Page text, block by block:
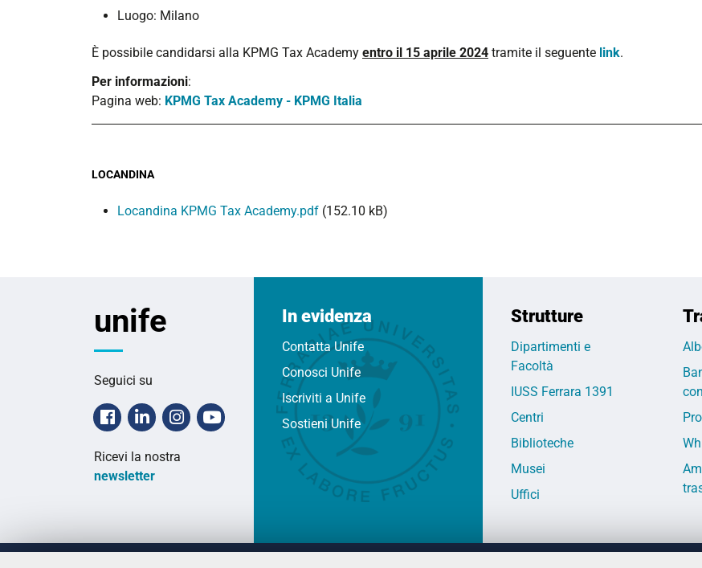
Luogo: Milano
È possibile candidarsi alla KPMG Tax Academy entro il 15 aprile 2024 tramite il seguente link.
Per informazioni:
Pagina web: KPMG Tax Academy - KPMG Italia
LOCANDINA
Locandina KPMG Tax Academy.pdf (152.10 kB)
unife
Seguici su
Facebook
LinkedinInstagramYoutube
Ricevi la nostra
newsletter
In evidenza
Contatta Unife
Conosci Unife
Iscriviti a Unife
Sostieni Unife
Strutture
Dipartimenti e
Facoltà
IUSS Ferrara 1391
Centri
Biblioteche
Musei
Uffici